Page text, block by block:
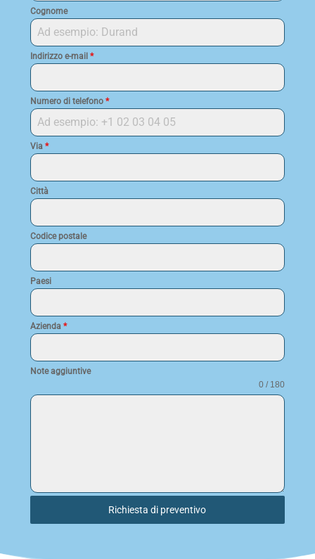
Cognome
Indirizzo e-mail *
Numero di telefono *
Via *
Città
Codice postale
Paesi
Azienda *
Note aggiuntive
0 / 180
Richiesta di preventivo